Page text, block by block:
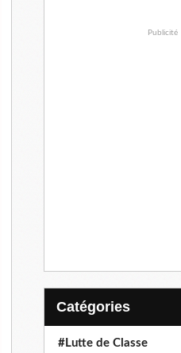
Publicité
Catégories
#Lutte de Classe